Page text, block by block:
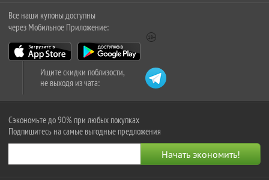
Все наши купоны доступны
через Мобильное Приложение:
Ищите скидки поблизости,
не выходя из чата:
Сэкономьте до 90% при любых покупках
Подпишитесь на самые выгодные предложения